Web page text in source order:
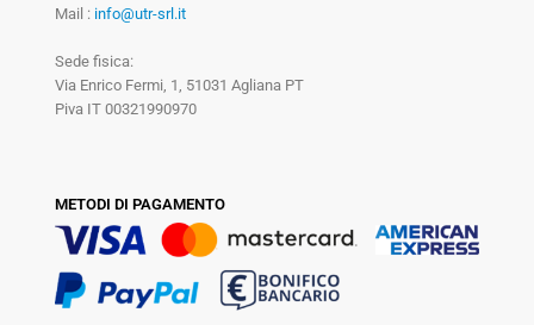
Mail : info@utr-srl.it
Sede fisica:
Via Enrico Fermi, 1, 51031 Agliana PT
Piva IT 00321990970
METODI DI PAGAMENTO